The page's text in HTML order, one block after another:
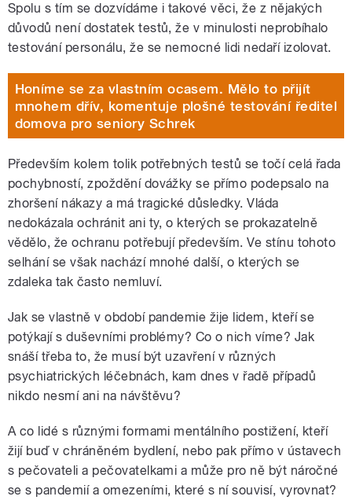
Spolu s tím se dozvídáme i takové věci, že z nějakých
důvodů není dostatek testů, že v minulosti neprobíhalo
testování personálu, že se nemocné lidi nedaří izolovat.
Honíme se za vlastním ocasem. Mělo to přijít
mnohem dřív, komentuje plošné testování ředitel
domova pro seniory Schrek
Především kolem tolik potřebných testů se točí celá řada
pochybností, zpoždění dovážky se přímo podepsalo na
zhoršení nákazy a má tragické důsledky. Vláda
nedokázala ochránit ani ty, o kterých se prokazatelně
vědělo, že ochranu potřebují především. Ve stínu tohoto
selhání se však nachází mnohé další, o kterých se
zdaleka tak často nemluví.
Jak se vlastně v období pandemie žije lidem, kteří se
potýkají s duševními problémy? Co o nich víme? Jak
snáší třeba to, že musí být uzavření v různých
psychiatrických léčebnách, kam dnes v řadě případů
nikdo nesmí ani na návštěvu?
A co lidé s různými formami mentálního postižení, kteří
žijí buď v chráněném bydlení, nebo pak přímo v ústavech
s pečovateli a pečovatelkami a může pro ně být náročné
se s pandemií a omezeními, které s ní souvisí, vyrovnat?